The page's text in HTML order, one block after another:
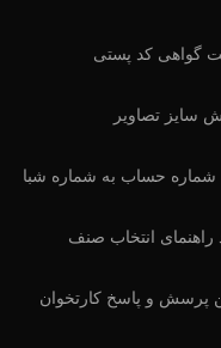
گواهی کد پستی
سایز تصاویر
شماره حساب به شماره شبا
راهنمای انتخاب صنف
پرسش و پاسخ کارتخوان